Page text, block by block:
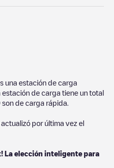
una estación de carga
estación de carga tiene un total
son de carga rápida.
actualizó por última vez el
La elección inteligente para